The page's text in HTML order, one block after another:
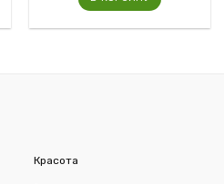
Красота